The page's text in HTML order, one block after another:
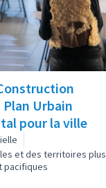
Urbain
pour la ville
et des territoires plus
pacifiques